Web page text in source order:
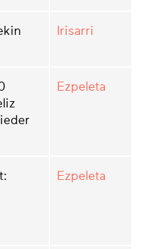
Irisarri
Ezpeleta
Ezpeleta